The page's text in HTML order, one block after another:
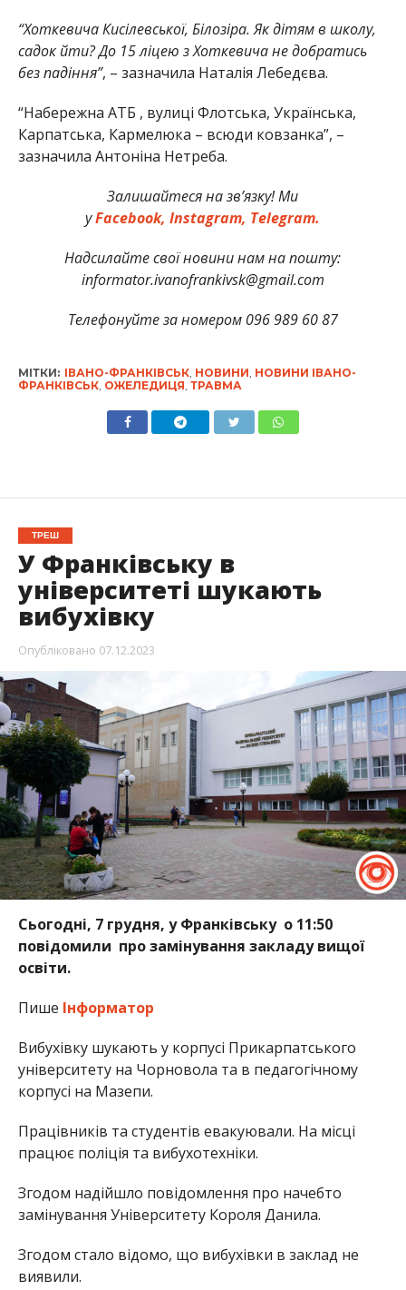
“Хоткевича Кисілевської, Білозіра. Як дітям в школу,
садок йти? До 15 ліцею з Хоткевича не добратись
без падіння”, – зазначила Наталія Лебедєва.
“Набережна АТБ , вулиці Флотська, Українська,
Карпатська, Кармелюка – всюди ковзанка”, –
зазначила Антоніна Нетреба.
Залишайтеся на зв’язку! Ми
уFacebook, Instagram, Telegram.
Надсилайте свої новини нам на пошту:
informator.ivanofrankivsk@gmail.com
Телефонуйте за номером 096 989 60 87
МІТКИ: ІВАНО-ФРАНКІВСЬК, НОВИНИ НОВИНИ ІВАНО-
ФРАНКІВСЬК, ОЖЕЛЕДИЦЯ ТРАВМА
ТРЕШ
У Франківську в
університеті шукають
вибухівку
Опубліковано 07.12.2023
Сьогодні, 7 грудня, у Франківську о 11:50
повідомили про замінування закладу вищої
освіти.
Пише Інформатор
Вибухівку шукають у корпусі Прикарпатського
університету на Чорновола та в педагогічному
корпусі на Мазепи.
Працівників та студентів евакуювали. На місці
працює поліція та вибухотехніки.
Згодом надійшло повідомлення про начебто
замінування Університету Короля Данила.
Згодом стало відомо, що вибухівки в заклад не
виявили.